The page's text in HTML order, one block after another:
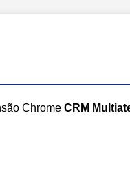
Chrome CRM